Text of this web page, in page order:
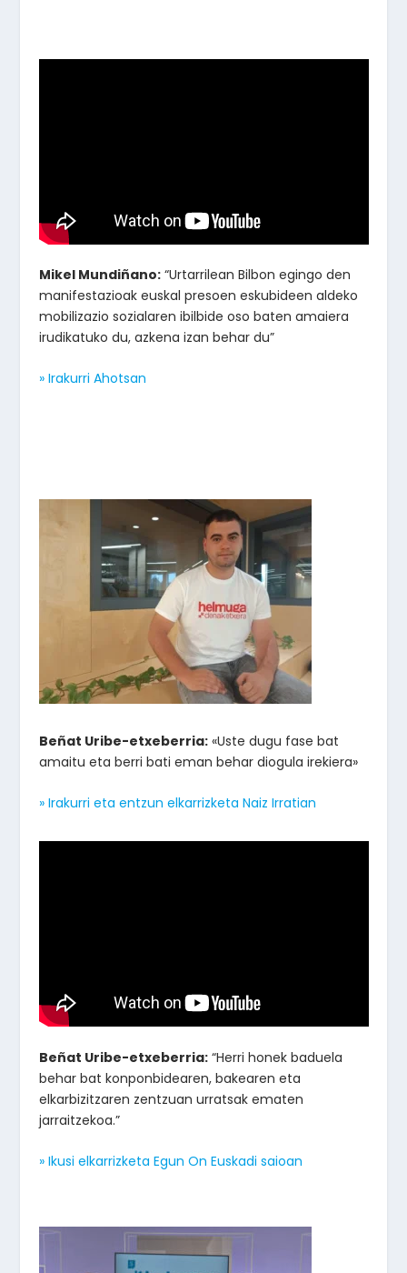
Mikel Mundiñano:“Urtarrilean Bilbon egingo den
manifestazioak euskal presoen eskubideen aldeko
mobilizazio sozialaren ibilbide oso baten amaiera
irudikatuko du, azkena izan behar du”
» Irakurri Ahotsan
Beñat Uribe-etxeberria:«Uste dugu fase bat
amaitu eta berri bati eman behar diogula irekiera»
» Irakurri eta entzun elkarrizketa Naiz Irratian
Beñat Uribe-etxeberria:“Herri honek baduela
behar bat konponbidearen, bakearen eta
elkarbizitzaren zentzuan urratsak ematen
jarraitzekoa.”
» Ikusi elkarrizketa Egun On Euskadi saioan